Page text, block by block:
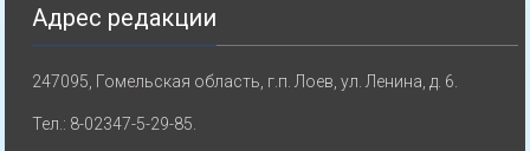
Адрес редакции
247095, Гомельская область, г.п. Лоев, ул. Ленина, д. 6.
Тел.: 8-02347-5-29-85.